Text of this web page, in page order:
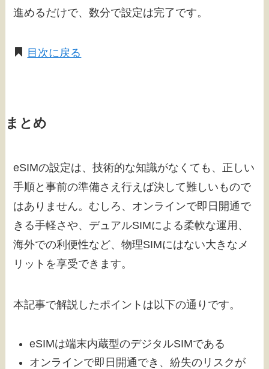
進めるだけで、数分で設定は完了です。
目次に戻る
まとめ
eSIMの設定は、技術的な知識がなくても、正しい
手順と事前の準備さえ行えば決して難しいもので
はありません。むしろ、オンラインで即日開通で
きる手軽さや、デュアルSIMによる柔軟な運用、
海外での利便性など、物理SIMにはない大きなメ
リットを享受できます。
本記事で解説したポイントは以下の通りです。
eSIMは端末内蔵型のデジタルSIMである
オンラインで即日開通でき、紛失のリスクが